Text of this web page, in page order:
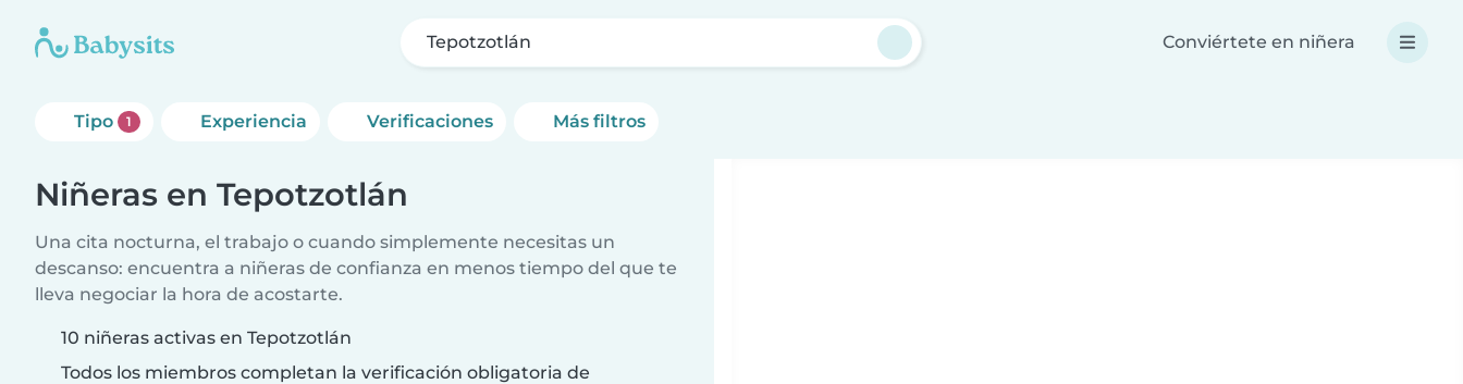
Tepotzotlán Conviértete en niñera
Tipo 1 Experiencia Verificaciones Más filtros
Niñeras en Tepotzotlán
Una cita nocturna, el trabajo o cuando simplemente necesitas un
descanso: encuentra a niñeras de confianza en menos tiempo del que te
lleva negociar la hora de acostarte.
10 niñeras activas en Tepotzotlán
Todos los miembros completan la verificación obligatoria de